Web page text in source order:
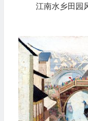
江南水乡田园